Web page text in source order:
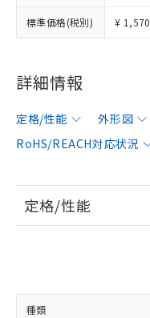
標準価格(税別) ¥ 1,570
詳細情報
定格/性能 外形図
RoHS/REACH対応状況
定格/性能
種類